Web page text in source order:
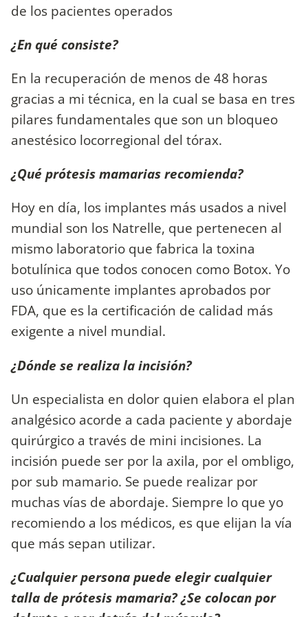
de los pacientes operados
¿En qué consiste?
En la recuperación de menos de 48 horas
gracias a mi técnica, en la cual se basa en tres
pilares fundamentales que son un bloqueo
anestésico locorregional del tórax.
¿Qué prótesis mamarias recomienda?
Hoy en día, los implantes más usados a nivel
mundial son los Natrelle, que pertenecen al
mismo laboratorio que fabrica la toxina
botulínica que todos conocen como Botox. Yo
uso únicamente implantes aprobados por
FDA, que es la certificación de calidad más
exigente a nivel mundial.
¿Dónde se realiza la incisión?
Un especialista en dolor quien elabora el plan
analgésico acorde a cada paciente y abordaje
quirúrgico a través de mini incisiones. La
incisión puede ser por la axila, por el ombligo,
por sub mamario. Se puede realizar por
muchas vías de abordaje. Siempre lo que yo
recomiendo a los médicos, es que elijan la vía
que más sepan utilizar.
¿Cualquier persona puede elegir cualquier
talla de prótesis mamaria? ¿Se colocan por